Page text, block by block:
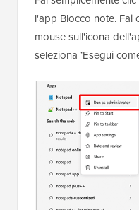
l'app Blocco note. Fai
mouse sull'icona
seleziona ‘Esegui